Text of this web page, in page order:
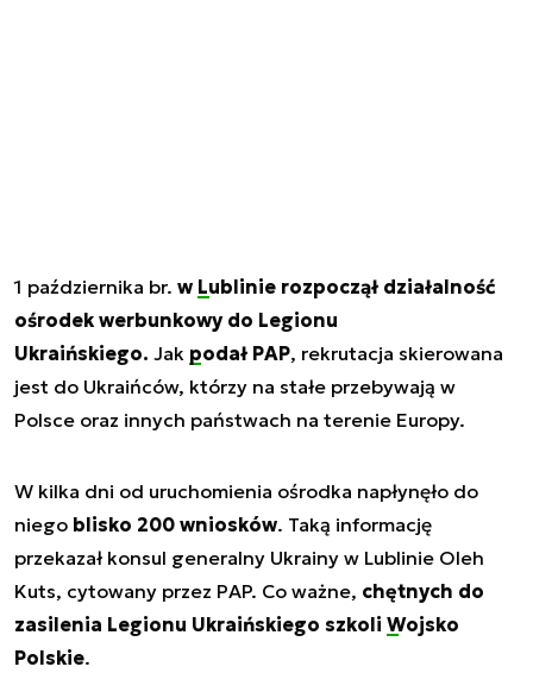
1 października br. w Lublinie rozpoczął działalność
ośrodek werbunkowy do Legionu
Ukraińskiego. Jak podał PAP, rekrutacja skierowana
jest do Ukraińców, którzy na stałe przebywają w
Polsce oraz innych państwach na terenie Europy.
W kilka dni od uruchomienia ośrodka napłynęło do
niego blisko 200 wniosków. Taką informację
przekazał konsul generalny Ukrainy w Lublinie Oleh
Kuts, cytowany przez PAP. Co ważne, chętnych do
zasilenia Legionu Ukraińskiego szkoli Wojsko
Polskie.